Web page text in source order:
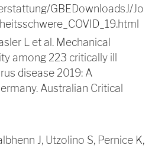
GBEDownloadsJ/Jo
L et al. Mechanical
among 223 critically ill
disease 2019: A
Australian Critical
J, Utzolino S, Pernice K,